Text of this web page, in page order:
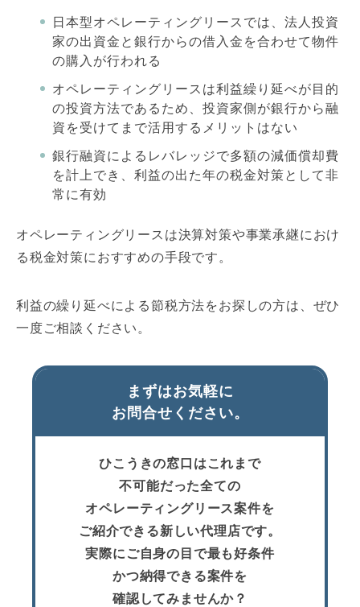
日本型オペレーティングリースでは、法人投資
家の出資金と銀行からの借入金を合わせて物件
の購入が行われる
オペレーティングリースは利益繰り延べが目的
の投資方法であるため、投資家側が銀行から融
資を受けてまで活用するメリットはない
銀行融資によるレバレッジで多額の減価償却費
を計上でき、利益の出た年の税金対策として非
常に有効
オペレーティングリースは決算対策や事業承継におけ
る税金対策におすすめの手段です。
利益の繰り延べによる節税方法をお探しの方は、ぜひ
一度ご相談ください。
まずはお気軽に
お問合せください。
ひこうきの窓口はこれまで
不可能だった全ての
オペレーティングリース案件を
ご紹介できる新しい代理店です。
実際にご自身の目で最も好条件
かつ納得できる案件を
確認してみませんか？